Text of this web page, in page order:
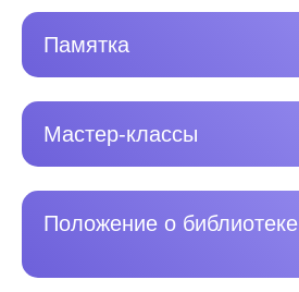
Памятка
Мастер-классы
Положение о библиотеке